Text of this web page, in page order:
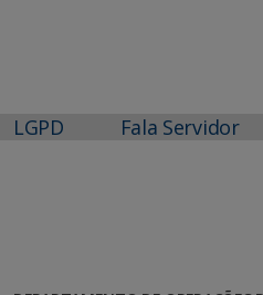
LGPD Fala Servidor